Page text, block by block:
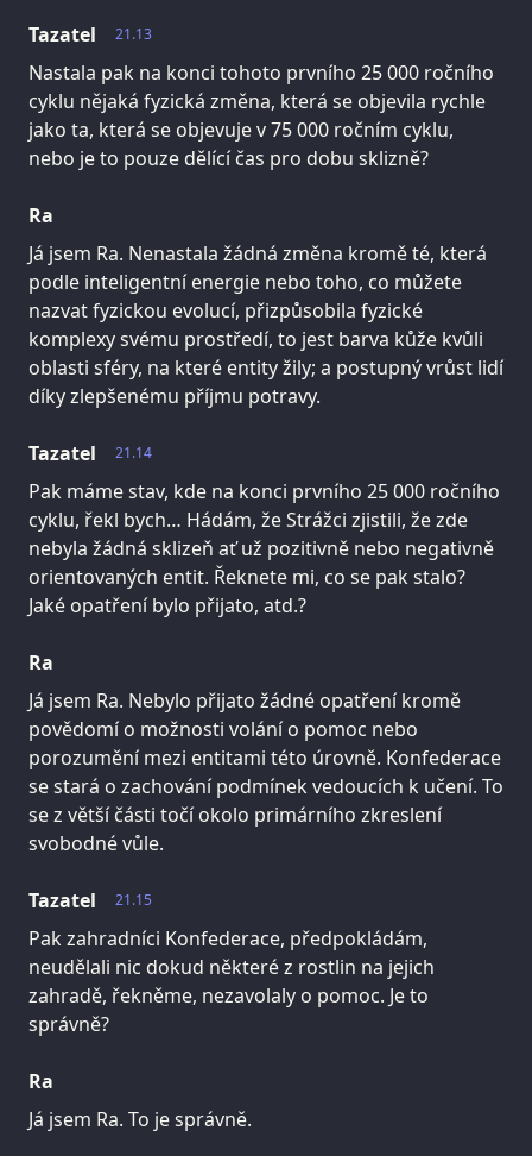
21.13
Tazatel
Nastala pak na konci tohoto prvního 25 000 ročního
cyklu nějaká fyzická změna, která se objevila rychle
jako ta, která se objevuje v 75 000 ročním cyklu,
nebo je to pouze dělící čas pro dobu sklizně?
Ra
Já jsem Ra. Nenastala žádná změna kromě té, která
podle inteligentní energie nebo toho, co můžete
nazvat fyzickou evolucí, přizpůsobila fyzické
komplexy svému prostředí, to jest barva kůže kvůli
oblasti sféry, na které entity žily; a postupný vrůst lidí
díky zlepšenému příjmu potravy.
21.14
Tazatel
Pak máme stav, kde na konci prvního 25 000 ročního
cyklu, řekl bych… Hádám, že Strážci zjistili, že zde
nebyla žádná sklizeň ať už pozitivně nebo negativně
orientovaných entit. Řeknete mi, co se pak stalo?
Jaké opatření bylo přijato, atd.?
Ra
Já jsem Ra. Nebylo přijato žádné opatření kromě
povědomí o možnosti volání o pomoc nebo
porozumění mezi entitami této úrovně. Konfederace
se stará o zachování podmínek vedoucích k učení. To
se z větší části točí okolo primárního zkreslení
svobodné vůle.
21.15
Tazatel
Pak zahradníci Konfederace, předpokládám,
neudělali nic dokud některé z rostlin na jejich
zahradě, řekněme, nezavolaly o pomoc. Je to
správně?
Ra
Já jsem Ra. To je správně.